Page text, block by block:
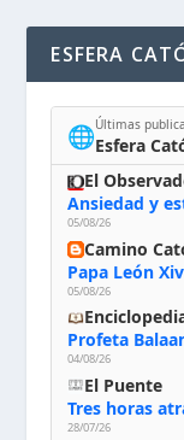
ESFERA
🌐Últimas
Esfera
El
Ansiedad y
05/08/26
Camino
05/08/26
Profeta
04/08/26
El Puente
Tres horas
28/07/26